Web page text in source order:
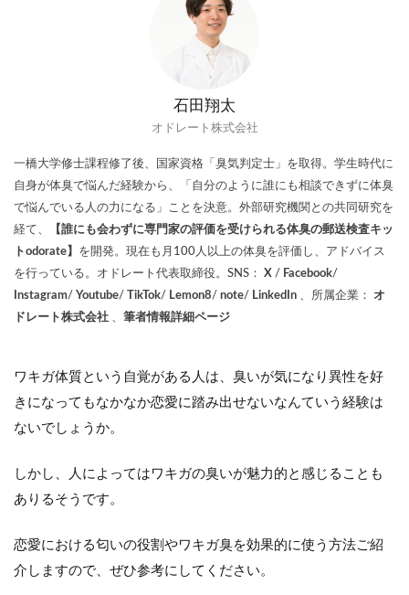
石田翔太
オドレート株式会社
一橋大学修士課程修了後、国家資格「臭気判定士」を取得。学生時代に
自身が体臭で悩んだ経験から、「自分のように誰にも相談できずに体臭
で悩んでいる人の力になる」ことを決意。外部研究機関との共同研究を
経て、
【誰にも会わずに専門家の評価を受けられる体臭の郵送検査キッ
トodorate】 を開発。現在も月100人以上の体臭を評価し、アドバイス
を行っている。オドレート代表取締役。SNS： X / Facebook/
Instagram/ Youtube/ TikTok/ Lemon8/ note/ LinkedIn 、所属企業： オ
ドレート株式会社 、 筆者情報詳細ページ
ワキガ体質という自覚がある人は、臭いが気になり異性を好
きになってもなかなか恋愛に踏み出せないなんていう経験は
ないでしょうか。
しかし、人によってはワキガの臭いが魅力的と感じることも
ありるそうです。
恋愛における匂いの役割やワキガ臭を効果的に使う方法ご紹
介しますので、ぜひ参考にしてください。